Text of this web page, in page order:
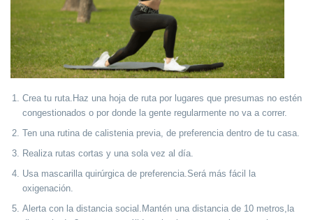
Crea tu ruta. Haz una hoja de ruta por lugares que presumas no estén
congestionados o por donde la gente regularmente no va a correr.
Ten una rutina de calistenia previa,de preferencia dentro de tu casa.
Realiza rutas cortas y una sola vez al día.
Usa mascarilla quirúrgica de preferencia. Será más fácil la
oxigenación.
Alerta con la distancia social. Mantén una distancia de 10 metros, la